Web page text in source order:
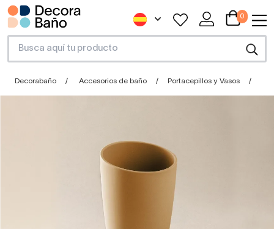
0
Decorabaño Accesorios de baño Portacepillos y Vasos